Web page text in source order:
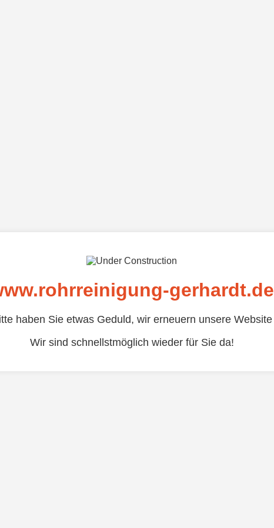
gerhardt.de
haben Sie etwas Geduld, wir erneuern unsere Website
Wir sind schnellstmöglich wieder für Sie da!